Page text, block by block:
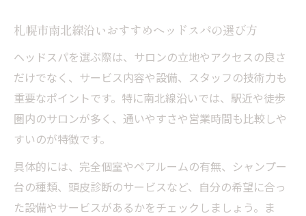
札幌市南北線沿いで受ける頭皮洗浄の魅力
ヘッドスパがもたらす美髪と健康の関係性
頭皮洗浄で頭の重だるさをリセットする方
法
札幌市南北線沿いおすすめヘッドスパの選び方
ヘッドスパを選ぶ際は、サロンの立地やアクセスの良さ
だけでなく、サービス内容や設備、スタッフの技術力も
重要なポイントです。特に南北線沿いでは、駅近や徒歩
圏内のサロンが多く、通いやすさや営業時間も比較しや
すいのが特徴です。
具体的には、完全個室やペアルームの有無、シャンプー
台の種類、頭皮診断のサービスなど、自分の希望に合っ
た設備やサービスがあるかをチェックしましょう。ま